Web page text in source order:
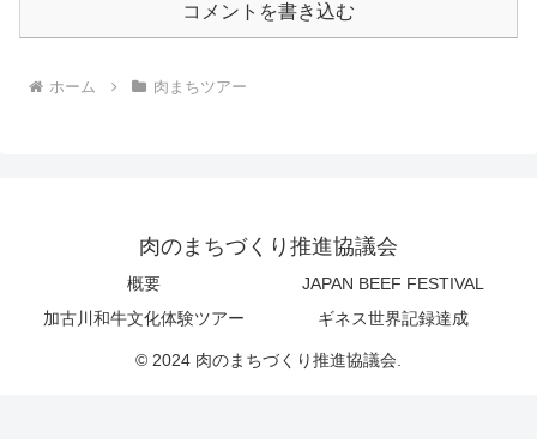
コメントを書き込む
ホーム 肉まちツアー
肉のまちづくり推進協議会
概要
JAPAN BEEF FESTIVAL
加古川和牛文化体験ツアー
ギネス世界記録達成
© 2024 肉のまちづくり推進協議会.